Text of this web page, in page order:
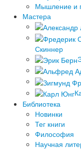
Мышление и
Мастера
Скиннер
Библиотека
Новинки
Тег книги
Философия
Научная